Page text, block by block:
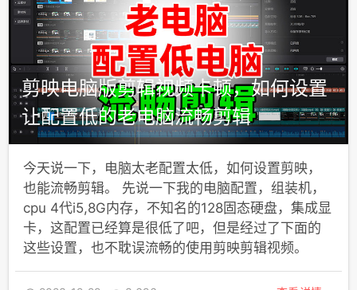
剪映电脑版剪辑视频卡顿，如何设置
让配置低的老电脑流畅剪辑
今天说一下，电脑太老配置太低，如何设置剪映，
也能流畅剪辑。 先说一下我的电脑配置，组装机，
cpu 4代i5,8G内存，不知名的128固态硬盘，集成显
卡，这配置已经算是很低了吧，但是经过了下面的
这些设置，也不耽误流畅的使用剪映剪辑视频。